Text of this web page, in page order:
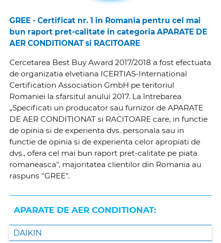
GREE - Certificat nr. 1 in Romania pentru cel mai
bun raport pret-calitate in categoria APARATE DE
AER CONDITIONAT si RACITOARE
Cercetarea Best Buy Award 2017/2018 a fost efectuata
de organizatia elvetiana ICERTIAS-International
Certification Association GmbH pe teritoriul
Romaniei la sfarsitul anului 2017. La întrebarea
„Specificati un producator sau furnizor de APARATE
DE AER CONDITIONAT si RACITOARE care, in functie
de opinia si de experienta dvs. personala sau in
functie de opinia si de experienta celor apropiati de
dvs., ofera cel mai bun raport pret-calitate pe piata
romaneasca", majoritatea clientilor din Romania au
raspuns "GREE".
APARATE DE AER CONDITIONAT:
DAIKIN